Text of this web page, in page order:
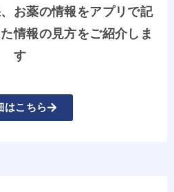
お薬の情報をアプリで記
情報の見方をご紹介しま
す
はこちら